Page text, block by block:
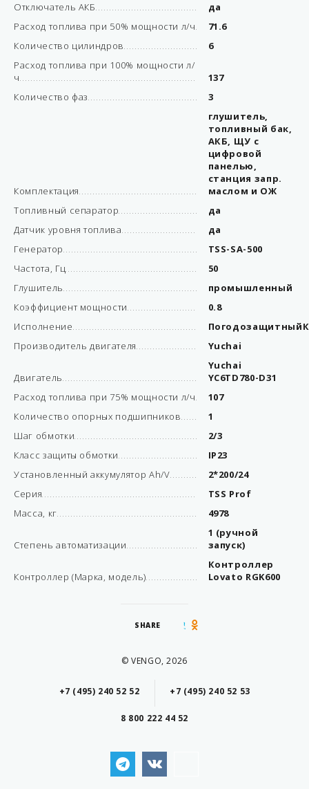
Отключатель АКБ
да
Расход топлива при 50% мощности л/ч
71.6
Количество цилиндров
6
Расход топлива при 100% мощности л/
ч
137
Количество фаз
3
Комплектация
глушитель,
топливный бак,
АКБ, ЩУ с
цифровой
панелью,
станция запр.
маслом и ОЖ
Топливный сепаратор
да
Датчик уровня топлива
да
Генератор
TSS-SA-500
Частота, Гц
50
Глушитель
промышленный
Коэффициент мощности
0.8
Исполнение
Производитель двигателя
Yuchai
Двигатель
Yuchai
YC6TD780-D31
Расход топлива при 75% мощности л/ч
107
Количество опорных подшипников
1
Шаг обмотки
2/3
Класс защиты обмотки
IP23
Установленный аккумулятор Ah/V
2*200/24
Серия
TSS Prof
Масса, кг
4978
Степень автоматизации
1 (ручной
запуск)
Контроллер (Марка, модель)
Контроллер
Lovato RGK600
SHARE
© VENGO, 2026
+7 (495) 240 52 52 +7 (495) 240 52 53
8 800 222 44 52